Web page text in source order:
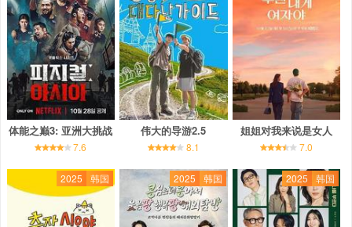
体能之巅3: 亚洲大挑战
7.6
伟大的导游2.5
8.1
姐姐对我来说是女人
7.0
2025 韩国 2025 韩国 2025 韩国